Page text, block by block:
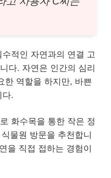
적인 자연과의 연결 고
다. 자연은 인간의 심리
한 역할을 하지만, 바쁜
다.
화수목을 통한 작은 정
물원 방문을 추천합니
을 직접 접하는 경험이